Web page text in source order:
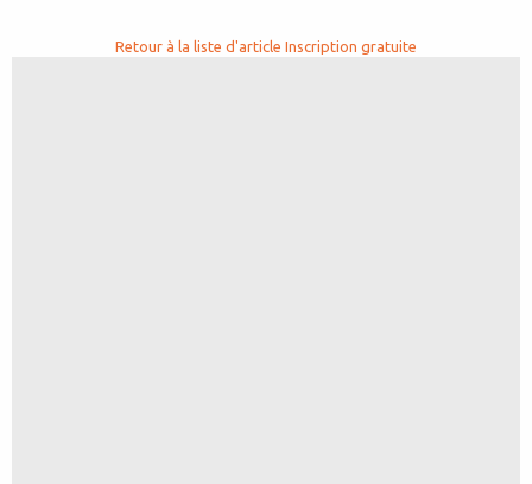
Retour à la liste d'article Inscription gratuite